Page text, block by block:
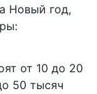
Новый год,
от 10 до 20
50 тысяч